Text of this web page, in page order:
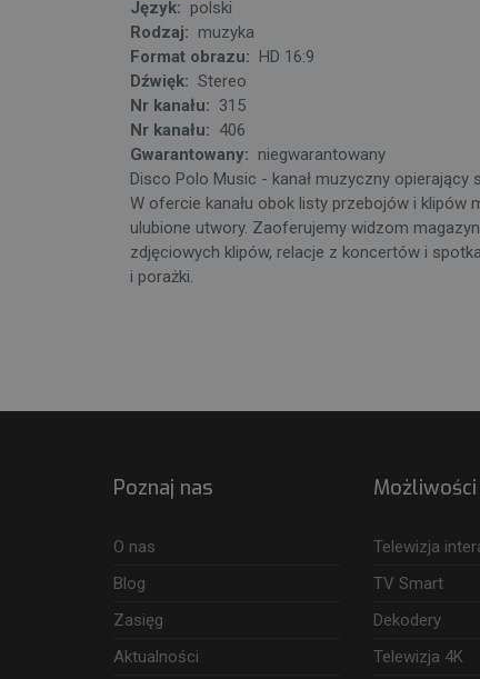
Język: polski
Rodzaj: muzyka
Format obrazu: HD 16:9
Dźwięk: Stereo
Nr kanału: 315
Nr kanału: 406
Gwarantowany: niegwarantowany
Disco Polo Music - kanał muzyczny
W ofercie kanału obok listy przebojów i
ulubione utwory. Zaoferujemy widzom
zdjęciowych klipów, relacje z koncertów i
i porażki.
Poznaj nas
O nas
Blog
Zasięg
Aktualności
Możliwości
Telewizja
TV Smart
Dekodery
Telewizja 4K